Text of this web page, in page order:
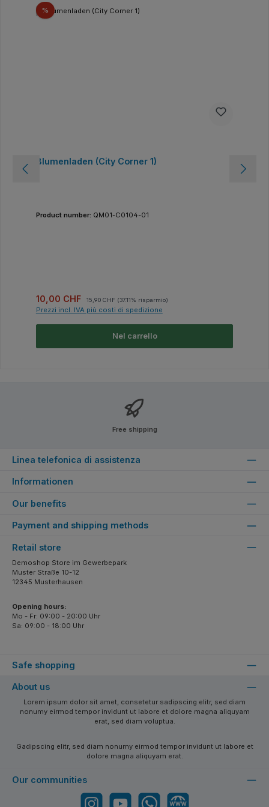
%Sconto
Blumenladen (City Corner 1)
Product number: QM01-C0104-01
Prezzo di vendita:
10,00 CHF 15,90 CHF (37.11% risparmio)
Prezzi incl. IVA più costi di spedizione
Nel carrello
Free shipping
Linea telefonica di assistenza
Informationen
Our benefits
Payment and shipping methods
Safe shopping
Retail store
Demoshop Store im Gewerbepark
Muster Straße 10-12
12345 Musterhausen
Opening hours:
Mo - Fr: 09:00 - 20:00 Uhr
Sa: 09:00 - 18:00 Uhr
About us
Lorem ipsum dolor sit amet, consetetur sadipscing elitr, sed diam
nonumy eirmod tempor invidunt ut labore et dolore magna aliquyam
erat, sed diam voluptua.
Gadipscing elitr, sed diam nonumy eirmod tempor invidunt ut labore et
dolore magna aliquyam erat.
Our communities